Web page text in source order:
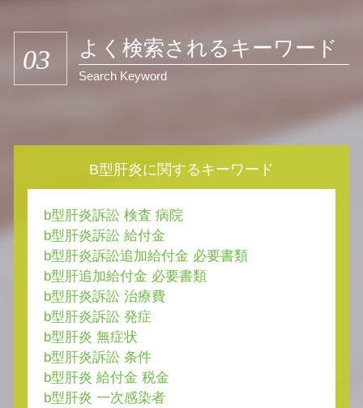
03 よく検索されるキーワード
Search Keyword
B型肝炎に関するキーワード
b型肝炎訴訟 検査 病院
b型肝炎訴訟 給付金
b型肝炎訴訟追加給付金 必要書類
b型肝追加給付金 必要書類
b型肝炎訴訟 治療費
b型肝炎訴訟 発症
b型肝炎 無症状
b型肝炎訴訟 条件
b型肝炎 給付金 税金
b型肝炎 一次感染者